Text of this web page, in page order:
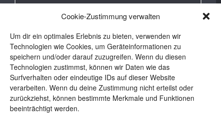
Cookie-Zustimmung verwalten
Um dir ein optimales Erlebnis zu bieten, verwenden wir
Technologien wie Cookies, um Geräteinformationen zu
speichern und/oder darauf zuzugreifen. Wenn du diesen
Technologien zustimmst, können wir Daten wie das
Surfverhalten oder eindeutige IDs auf dieser Website
verarbeiten. Wenn du deine Zustimmung nicht erteilst oder
zurückziehst, können bestimmte Merkmale und Funktionen
beeinträchtigt werden.
Marzipan
g
Kuvertüre (weiß)
Zum Bestreichen
Ei (Größe S)